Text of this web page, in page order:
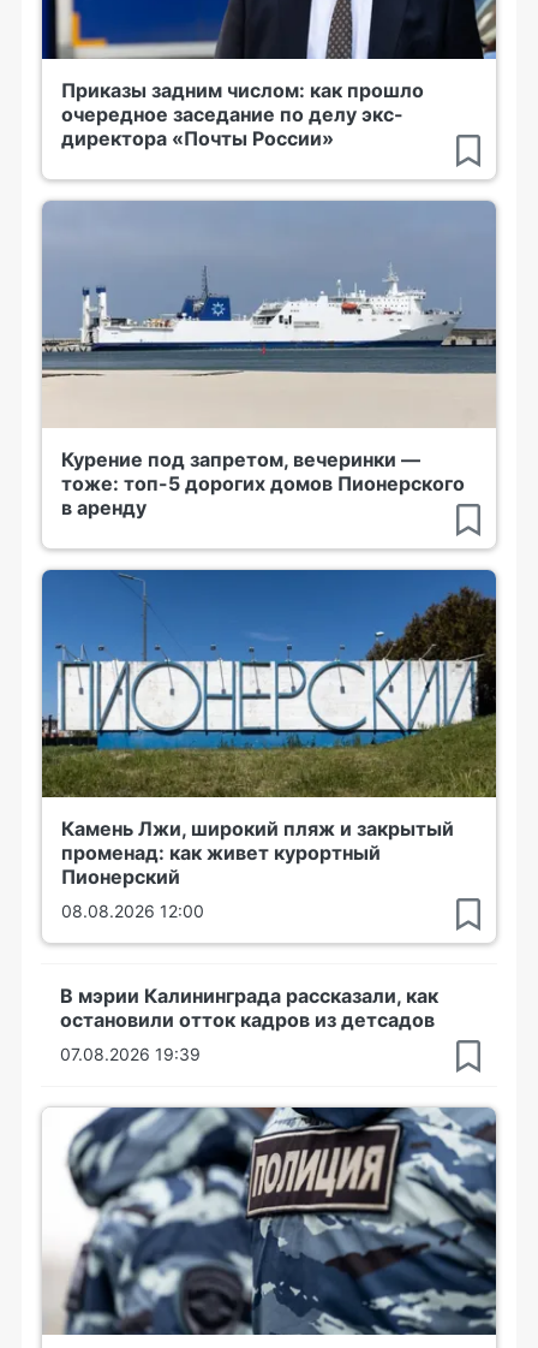
Приказы задним числом: как прошло
очередное заседание по делу экс-
директора «Почты России»
Курение под запретом, вечеринки —
тоже: топ-5 дорогих домов Пионерского
в аренду
Камень Лжи, широкий пляж и закрытый
променад: как живет курортный
Пионерский
08.08.2026 12:00
В мэрии Калининграда рассказали, как
остановили отток кадров из детсадов
07.08.2026 19:39